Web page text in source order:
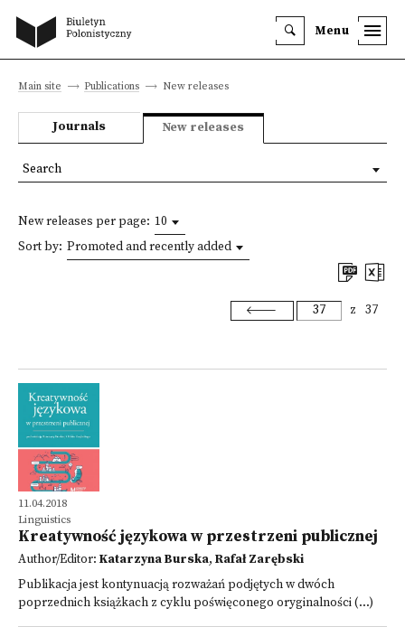
Menu
Main site Publications New releases
Journals New releases
New releases per page: 10
Sort by: Promoted and recently added
z 37
11.04.2018
Linguistics
Kreatywność językowa w przestrzeni publicznej
Author/Editor: Katarzyna Burska, Rafał Zarębski
Publikacja jest kontynuacją rozważań podjętych w dwóch
poprzednich książkach z cyklu poświęconego oryginalności (...)
Search